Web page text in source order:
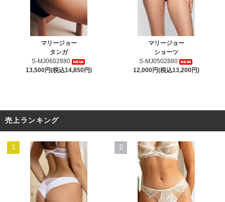
マリージョー
タンガ
S-MJ0602880
13,500円(税込14,850円)
マリージョー
ショーツ
S-MJ0502880
12,000円(税込13,200円)
売上ランキング
1 2